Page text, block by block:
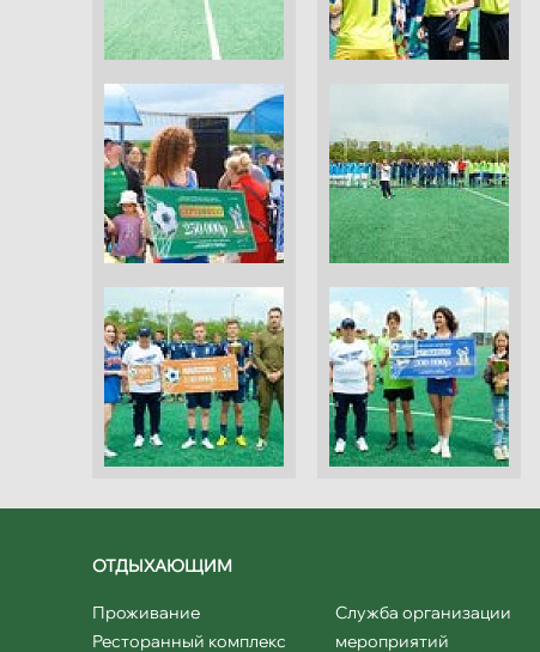
ОТДЫХАЮЩИМ
Проживание
Ресторанный комплекс
Служба организации
мероприятий